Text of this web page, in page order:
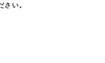
い。